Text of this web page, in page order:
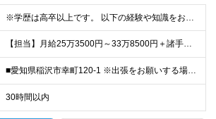
※学歴は高卒以上です。 以下の経験や知識をお持ちの方（いずれか） ■電気回路 ■配電盤や制御盤等の電気設備の試運転、もしくは保守業務の経験 ※下記いずれかの経験をお持ちの方は【主任職】での採用も検
【担当】月給25万3500円～33万8500円＋諸手当＋賞与 【主任】月給29万7500円～39万5000円＋諸手当＋賞与 ※経験や能力を充分に考慮したうえで加給優遇します。 ※残業代は全額別途支給
■愛知県稲沢市幸町120-1 ※出張をお願いする場合があります。 (変更の範囲)上記を除く当社関連勤務地
30時間以内